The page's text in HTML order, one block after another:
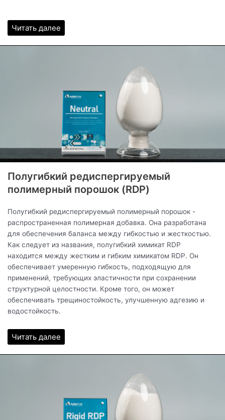
Читать далее
Полугибкий редиспергируемый
полимерный порошок (RDP)
Полугибкий редиспергируемый полимерный порошок -
распространенная полимерная добавка. Она разработана
для обеспечения баланса между гибкостью и жесткостью.
Как следует из названия, полугибкий химикат RDP
находится между жестким и гибким химикатом RDP. Он
обеспечивает умеренную гибкость, подходящую для
применений, требующих эластичности при сохранении
структурной целостности. Кроме того, он может
обеспечивать трещиностойкость, улучшенную адгезию и
водостойкость.
Читать далее